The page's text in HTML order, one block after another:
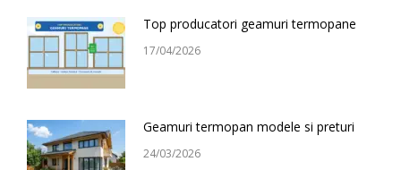
Top producatori geamuri termopane
17/04/2026
Geamuri termopan modele si preturi
24/03/2026